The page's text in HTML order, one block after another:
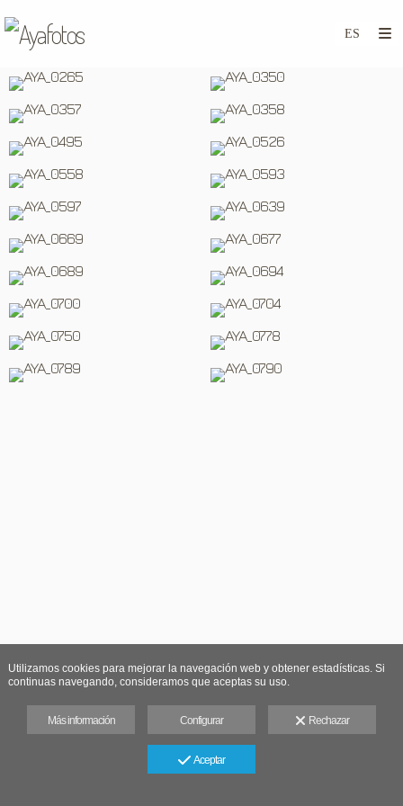
Utilizamos cookies para mejorar la navegación web y obtener estadísticas. Si
continuas navegando, consideramos que aceptas su uso.
Más información Configurar Rechazar
Aceptar